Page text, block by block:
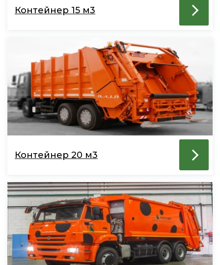
Контейнер 15 м3
Контейнер 20 м3